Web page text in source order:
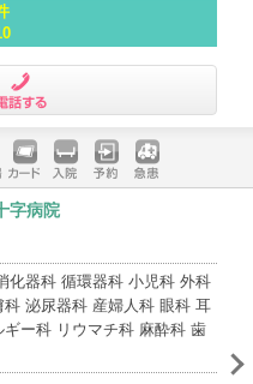
クレジッ
トカード
入院 予約 急患
字病院
化器科 循環器科 小児科 外科
泌尿器科 産婦人科 眼科 耳
ー科 リウマチ科 麻酔科 歯